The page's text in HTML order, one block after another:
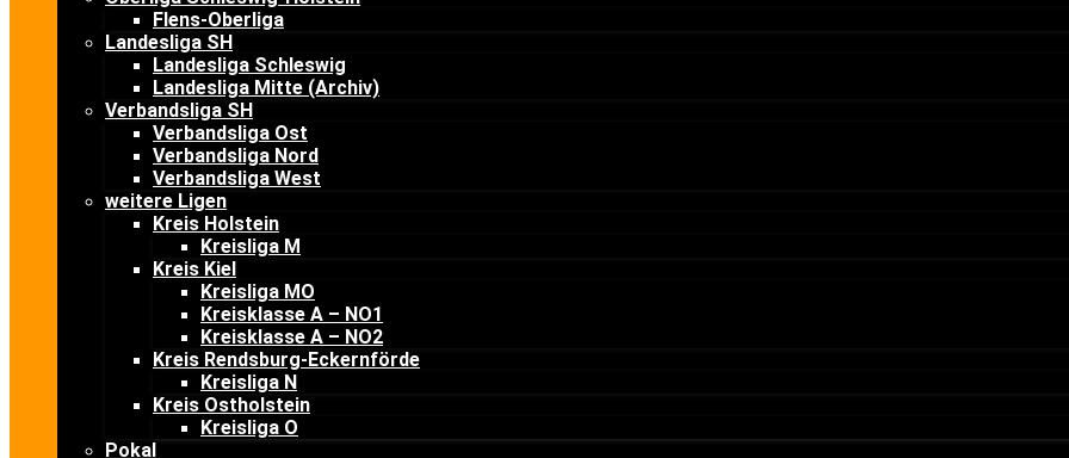
Flens-Oberliga
Landesliga SH
Landesliga Schleswig
Landesliga Mitte (Archiv)
Verbandsliga SH
Verbandsliga Ost
Verbandsliga Nord
Verbandsliga West
weitere Ligen
Kreis Holstein
Kreisliga M
Kreis Kiel
Kreisliga MO
Kreisklasse A – NO1
Kreisklasse A – NO2
Kreis Rendsburg-Eckernförde
Kreisliga N
Kreis Ostholstein
Kreisliga O
Pokal